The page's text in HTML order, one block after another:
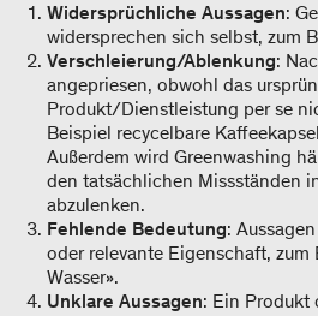
Widersprüchliche Aussagen:
widersprechen sich selbst, zum
Verschleierung/Ablenkung:
angepriesen, obwohl das
Produkt/Dienstleistung per se
Beispiel recycelbare
Außerdem wird Greenwashing
den tatsächlichen Missständen
abzulenken.
Fehlende Bedeutung:
oder relevante Eigenschaft, zum
Wasser».
Unklare Aussagen: Ein Produkt